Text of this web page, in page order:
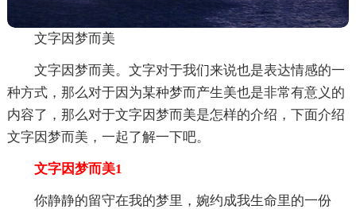
文字因梦而美
文字因梦而美。文字对于我们来说也是表达情感的一
种方式，那么对于因为某种梦而产生美也是非常有意义的
内容了，那么对于文字因梦而美是怎样的介绍，下面介绍
文字因梦而美，一起了解一下吧。
文字因梦而美1
你静静的留守在我的梦里，婉约成我生命里的一份